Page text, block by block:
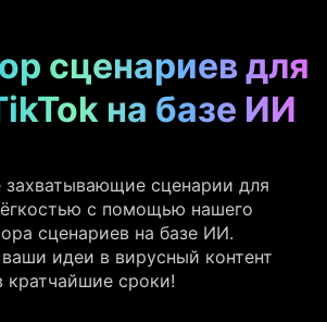
сценариев для
на базе ИИ
захватывающие сценарии для
с помощью нашего
сценариев на базе ИИ.
идеи в вирусный контент
кратчайшие сроки!